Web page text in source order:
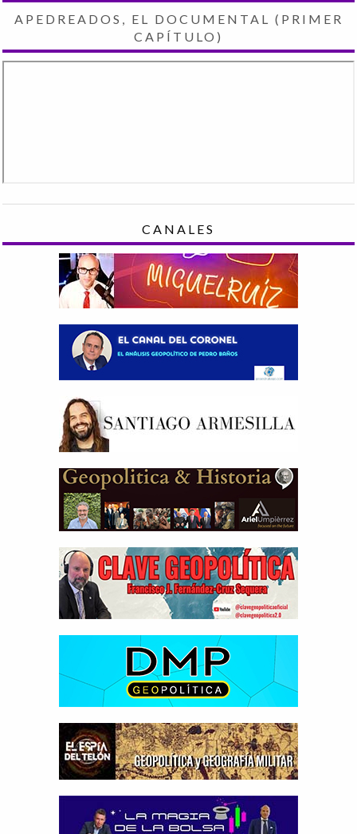
APEDREADOS, EL DOCUMENTAL (PRIMER
CAPÍTULO)
CANALES